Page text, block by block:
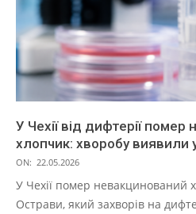
У Чехії від дифтерії
хлопчик: хворобу виявили
ON: 22.05.2026
У Чехії помер невакцинований
Острави, який захворів на